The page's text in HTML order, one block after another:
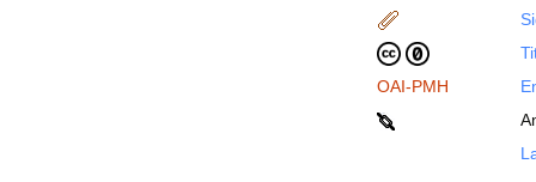
OAI-PMH